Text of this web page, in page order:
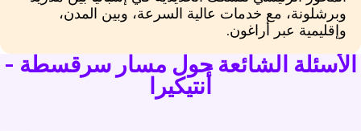
وبرشلونة، مع خدمات عالية السرعة، وبين المدن،
وإقليمية عبر أراغون.
الأسئلة الشائعة حول مسار سرقسطة -
أَنتيكيرا